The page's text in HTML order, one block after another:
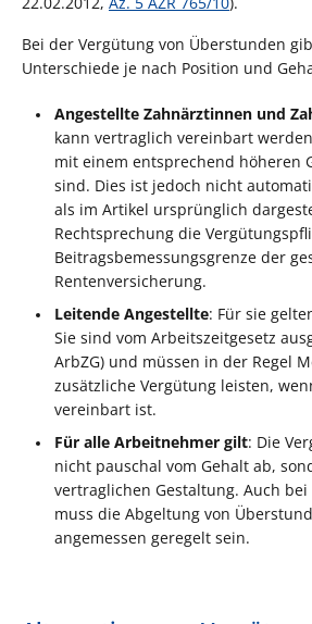
Bei der Vergütung von Überstunden
Unterschiede je nach Position und
Angestellte Zahnärztinnen und
kann vertraglich vereinbart
mit einem entsprechend höheren
sind. Dies ist jedoch nicht
als im Artikel ursprünglich
Rechtsprechung die
Beitragsbemessungsgrenze der
Rentenversicherung.
Leitende Angestellte: Für sie
Sie sind vom Arbeitszeitgesetz
ArbZG) und müssen in der Regel
zusätzliche Vergütung leisten,
vereinbart ist.
Für alle Arbeitnehmer gilt: Die
nicht pauschal vom Gehalt ab,
vertraglichen Gestaltung. Auch
muss die Abgeltung von
angemessen geregelt sein.